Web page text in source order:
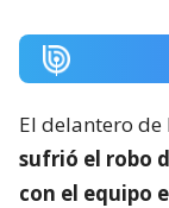
El delantero de
sufrió el robo
con el equipo